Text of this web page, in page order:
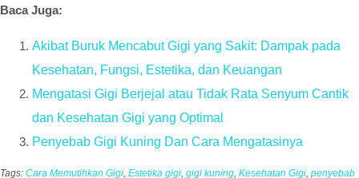
Baca Juga:
Akibat Buruk Mencabut Gigi yang Sakit: Dampak pada
Kesehatan, Fungsi, Estetika, dan Keuangan
Mengatasi Gigi Berjejal atau Tidak Rata Senyum Cantik
dan Kesehatan Gigi yang Optimal
Penyebab Gigi Kuning Dan Cara Mengatasinya
Tags: Cara Memutihkan Gigi Estetika gigi gigi kuning Kesehatan Gigi penyebab